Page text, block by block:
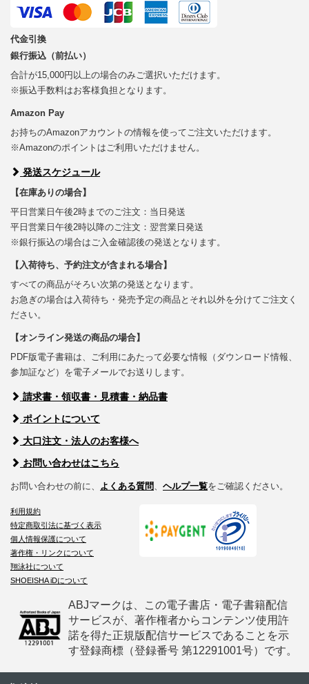
代金引換
銀行振込（前払い）
合計が15,000円以上の場合のみご選択いただけます。
※振込手数料はお客様負担となります。
Amazon Pay
お持ちのAmazonアカウントの情報を使ってご注文いただけます。
※Amazonのポイントはご利用いただけません。
発送スケジュール
【在庫ありの場合】
平日営業日午後2時までのご注文：当日発送
平日営業日午後2時以降のご注文：翌営業日発送
※銀行振込の場合はご入金確認後の発送となります。
【入荷待ち、予約注文が含まれる場合】
すべての商品がそろい次第の発送となります。
お急ぎの場合は入荷待ち・発売予定の商品とそれ以外を分けてご注文く
ださい。
【オンライン発送の商品の場合】
PDF版電子書籍は、ご利用にあたって必要な情報（ダウンロード情報、
参加証など）を電子メールでお送りします。
請求書・領収書・見積書・納品書
ポイントについて
大口注文・法人のお客様へ
お問い合わせはこちら
お問い合わせの前に、 よくある質問、 ヘルプ一覧をご確認ください。
利用規約
特定商取引法に基づく表示
個人情報保護について
著作権・リンクについて
翔泳社について
SHOEISHA iDについて
ABJマークは、この電子書店・電子書籍配信
サービスが、著作権者からコンテンツ使用許
諾を得た正規版配信サービスであることを示
す登録商標（登録番号 第12291001号）です。